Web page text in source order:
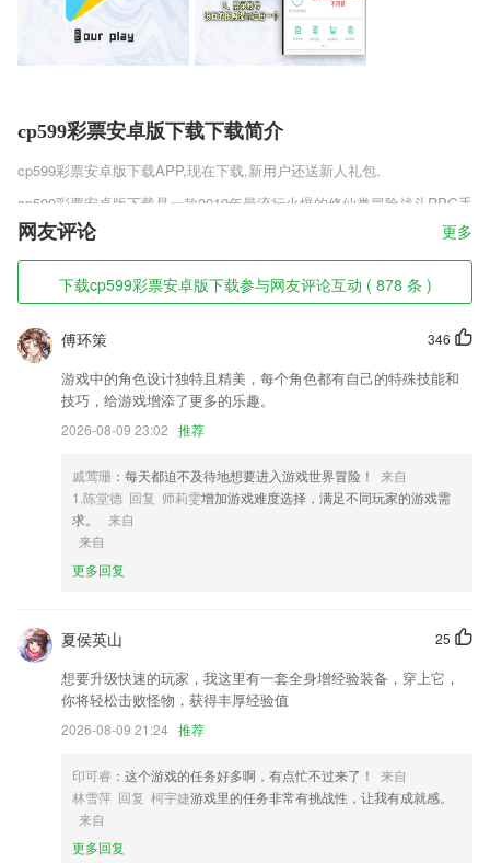
cp599彩票安卓版下载下载简介
cp599彩票安卓版下载APP,现在下载,新用户还送新人礼包.
cp599彩票安卓版下载是一款2019年最流行火爆的修仙类冒险战斗RPG手
机游戏，先进技术打造高品质的仙侠手游，堪比影视大片的画质，跌宕起
伏的剧情故事，给你沉浸式的体验感，侠侣天下官方正版v2.2.5恢弘壮阔
的场景地图，怡然动听的背景音乐，为玩家呈现最具魅力的仙侠世界。
cp599彩票安卓版下载软件特色
1,分类榜单，你爱看的，这里都有，告别书荒不再难。
2,完美契合头型、脸型，逼真的色彩让2265用户找到自己的专属；
3,寻找物品：远程协助，直接标注物品位置，方便又快捷；
4,公交云卡：无需解锁，亮屏即刷，快速乘坐公交、地铁
5,运用互联网上的服务，和物联网的技术优势，让人类群众拥有怎智能的
未来生活；
6,支持语音对讲和视频通话。
cp599彩票安卓版下载软件优势
以联系客服协助导入。
2.自主学习，利用碎片化的时间学习、智能便捷随时随地学通信工程知识
3.紧扣考试大纲，畅享便利移动学习生活，随时随地轻松练习。
循序渐进，从而带动口语、语法、听力、阅读等能力的全面提升
5.，背诵完成之后会及时的进行检测，怕你遗忘。
6.无论是基础乐理、视唱练耳、作曲理论、声乐教程、编曲混音学习教程
网友评论 更多
下载cp599彩票安卓版下载参与网友评论互动 ( 878 条 )
346
傅环策
游戏中的角色设计独特且精美，每个角色都有自己的特殊技能和
技巧，给游戏增添了更多的乐趣。
2026-08-09 23:02 推荐
戚莺珊 ：每天都迫不及待地想要进入游戏世界冒险！
来自
1.陈堂德 回复 师莉雯增加游戏难度选择，满足不同玩家的游戏需
求。
来自
来自
更多回复
25
夏侯英山
想要升级快速的玩家，我这里有一套全身增经验装备，穿上它，
你将轻松击败怪物，获得丰厚经验值
2026-08-09 21:24 推荐
印可睿 ：这个游戏的任务好多啊，有点忙不过来了！
来自
林雪萍 回复 柯宇婕游戏里的任务非常有挑战性，让我有成就感。
来自
更多回复